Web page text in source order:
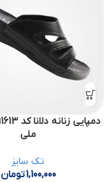
ملی
تک سایز
1,100,000تومان